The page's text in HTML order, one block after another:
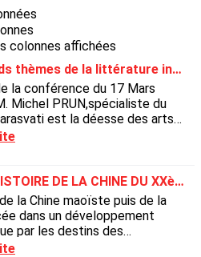
colonnes affichées
Les grands thèmes de la littérature indienne
la conférence du 17 Mars
Michel PRUN,spécialiste du
est la déesse des arts
etc.). Il est prudent
VIVRE L’HISTOIRE DE LA CHINE DU XXème SIECLE
la Chine maoïste puis de la
dans un développement
par les destins des
de romans chinois des